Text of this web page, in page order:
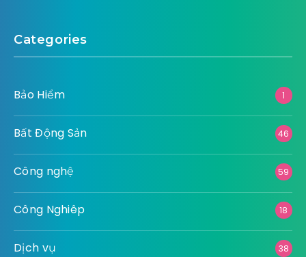
Categories
Bảo Hiểm 1
Bất Động Sản 46
Công nghệ 59
Công Nghiêp 18
Dịch vụ 38